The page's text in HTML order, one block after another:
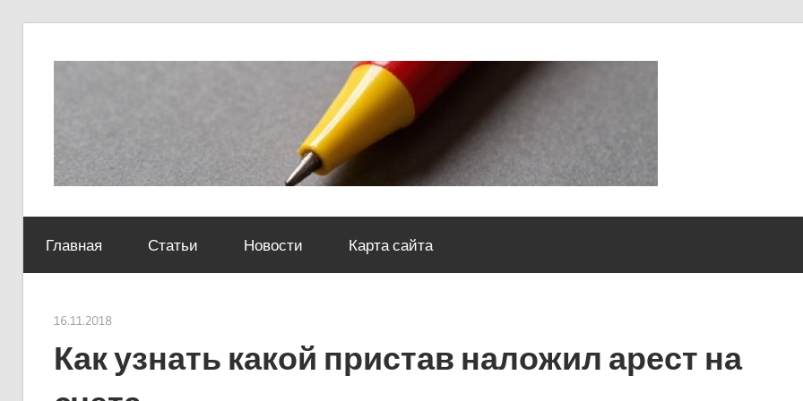
юридический
центр
Главная Статьи Новости Карта сайта
16.11.2018Евгений Георгиевич
Как узнать какой пристав наложил арест на